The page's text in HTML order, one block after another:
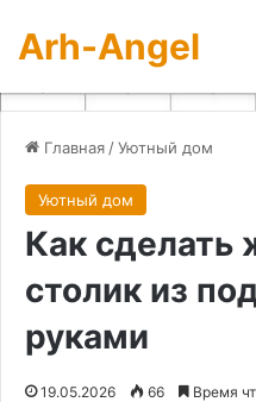
Arh-Angel
Главная /Уютный дом
Уютный дом
Как сделать
столик из
руками
19.05.2026 66 Время